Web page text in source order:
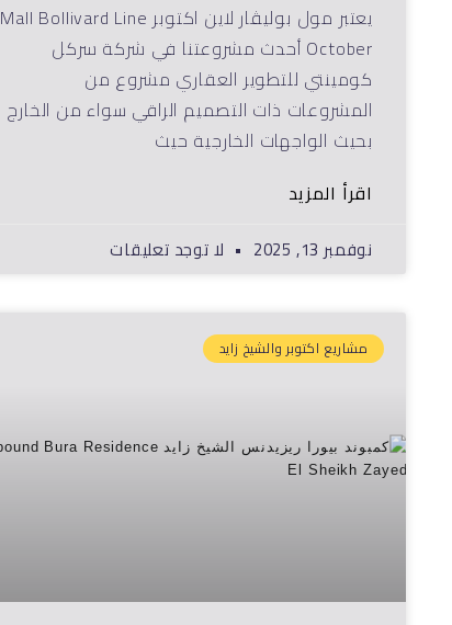
يعتبر مول بوليڤار لاين اكتوبر Mall Bollivard Line
October أحدث مشروعتنا في شركة سركل
كومينتي للتطوير العقاري مشروع من
المشروعات ذات التصميم الراقي سواء من الخارج
بحيث الواجهات الخارجية حيث
اقرأ المزيد
نوفمبر 13, 2025 لا توجد تعليقات
مشاريع اكتوبر والشيخ زايد